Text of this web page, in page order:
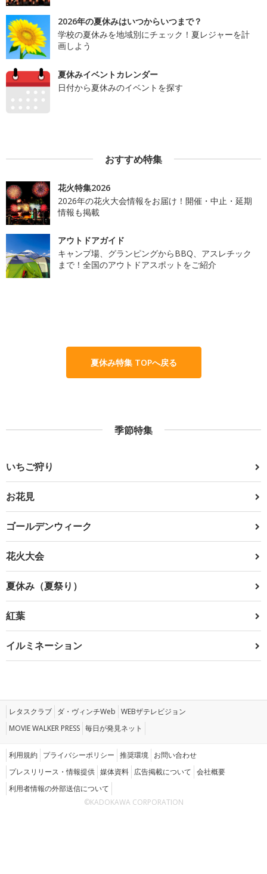
2026年の夏休みはいつからいつまで？
学校の夏休みを地域別にチェック！夏レジャーを計
画しよう
夏休みイベントカレンダー
日付から夏休みのイベントを探す
おすすめ特集
花火特集2026
2026年の花火大会情報をお届け！開催・中止・延期
情報も掲載
アウトドアガイド
キャンプ場、グランピングからBBQ、アスレチック
まで！全国のアウトドアスポットをご紹介
夏休み特集 TOPへ戻る
季節特集
いちご狩り
お花見
ゴールデンウィーク
花火大会
夏休み（夏祭り）
紅葉
イルミネーション
レタスクラブ ダ・ヴィンチWeb WEBザテレビジョン
MOVIE WALKER PRESS 毎日が発見ネット
利用規約 プライバシーポリシー 推奨環境 お問い合わせ
プレスリリース・情報提供 媒体資料 広告掲載について 会社概要
利用者情報の外部送信について
©KADOKAWA CORPORATION